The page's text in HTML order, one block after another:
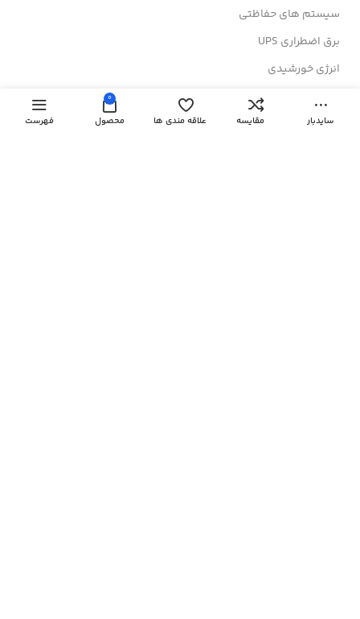
سیستم های حفاظتی
برق اضطراری UPS
انرژی خورشیدی
رک های ایستاده
سایدبار مقایسه علاقه مندی ها
0
محصول فهرست